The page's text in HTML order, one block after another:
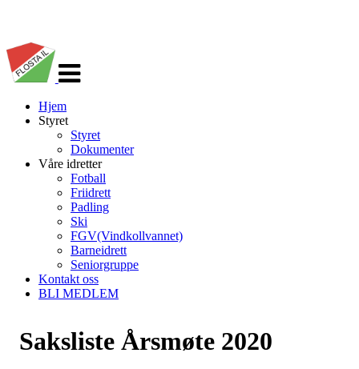
navigasjon
Hjem
Styret
Styret
Dokumenter
Våre idretter
Fotball
Friidrett
Padling
Ski
FGV(Vindkollvannet)
Barneidrett
Seniorgruppe
Kontakt oss
BLI MEDLEM
Saksliste Årsmøte 2020